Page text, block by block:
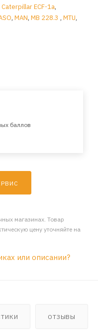
Caterpillar ECF-1а,
, MAN, MB 228.3 , MTU,
баллов
магазинах. Товар
цену уточняйте на
или описании?
ОТЗЫВЫ